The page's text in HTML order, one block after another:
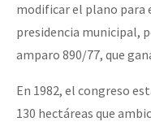
modificar el plano para
presidencia municipal,
amparo 890/77, que
En 1982, el congreso
130 hectáreas que